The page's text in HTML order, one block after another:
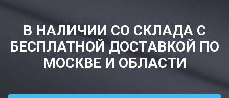
В НАЛИЧИИ СО СКЛАДА С
БЕСПЛАТНОЙ ДОСТАВКОЙ ПО
МОСКВЕ И ОБЛАСТИ